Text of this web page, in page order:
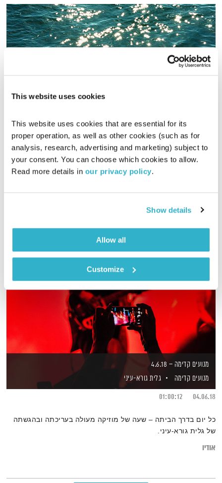
This website uses cookies
This website uses cookies that are essential for its
proper operation, as well as other cookies (such as for
analysis, research, advertising and marketing) subject to
your consent. You can choose which cookies to allow.
Read more details in our privacy policy.
Show details
Allow all
Customize
זריחתה של השקיעה
טלי פולק
22.06.26
00:57:04
שעה של מוזיקה מגוונת לסוף היום, בעריכת טלי פולק
אודיו
מנועים קדימה – 4.6.18
מנועים קדימה
גלית גורא-עיני
04.06.18
01:00:12
כל יום בדרך הביתה – שעה של מוזיקה מעולה בעריכתה ובהגשתה
של גלית גורא-עיני.
אודיו